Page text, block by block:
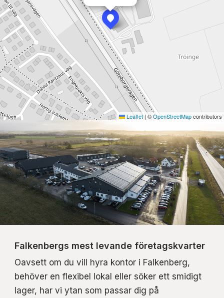
Leaflet| ©OpenStreetMapcontributors
Falkenbergs mest levande företagskvarter
Oavsett om du vill hyra kontor i Falkenberg,
behöver en flexibel lokal eller söker ett smidigt
lager, har vi ytan som passar dig på